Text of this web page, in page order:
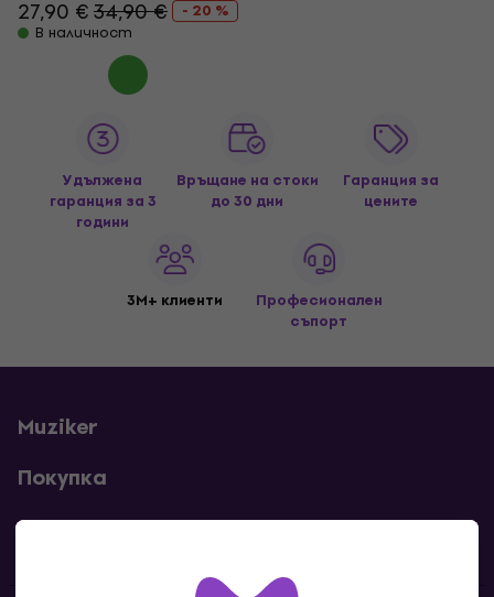
27,90 €34,90 €
- 20 %
В наличност
Удължена
гаранция за 3
години
Връщане на стоки
до 30 дни
Гаранция за
цените
3M+ клиенти
Професионален
съпорт
Muziker
Покупка
Полезни линкове